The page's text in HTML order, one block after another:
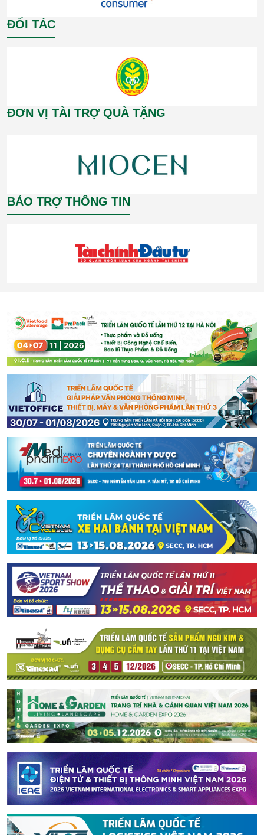
ĐỐI TÁC
ĐƠN VỊ TÀI TRỢ QUÀ TẶNG
BẢO TRỢ THÔNG TIN